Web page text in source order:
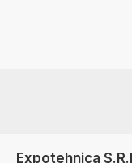
Expotehnica